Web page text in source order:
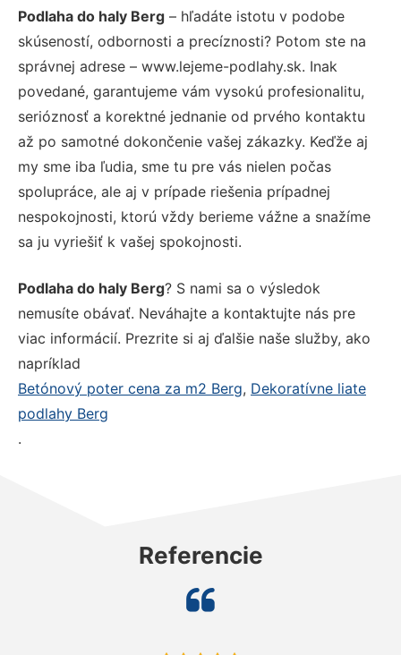
Podlaha do haly Berg – hľadáte istotu v podobe
skúseností, odbornosti a precíznosti? Potom ste na
správnej adrese – www.lejeme-podlahy.sk. Inak
povedané, garantujeme vám vysokú profesionalitu,
serióznosť a korektné jednanie od prvého kontaktu
až po samotné dokončenie vašej zákazky. Keďže aj
my sme iba ľudia, sme tu pre vás nielen počas
spolupráce, ale aj v prípade riešenia prípadnej
nespokojnosti, ktorú vždy berieme vážne a snažíme
sa ju vyriešiť k vašej spokojnosti.
Podlaha do haly Berg? S nami sa o výsledok
nemusíte obávať. Neváhajte a kontaktujte nás pre
viac informácií. Prezrite si aj ďalšie naše služby, ako
napríklad
Betónový poter cena za m2 Berg, Dekoratívne liate
podlahy Berg
.
Referencie